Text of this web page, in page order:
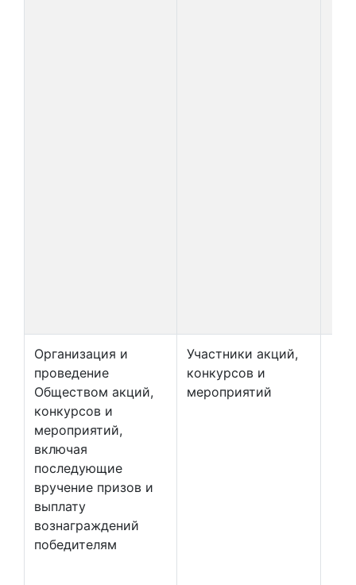
Организация и
проведение
Обществом акций,
конкурсов и
мероприятий,
включая
последующие
вручение призов и
выплату
вознаграждений
победителям
Участники акций,
конкурсов и
мероприятий